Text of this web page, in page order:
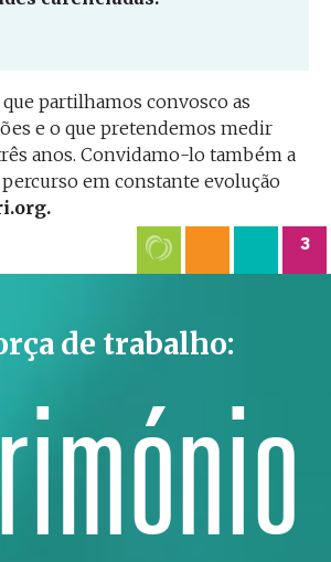
partilhamos convosco as
e o que pretendemos medir
anos. Convidamo-lo também a
em constante evolução
3
de trabalho: